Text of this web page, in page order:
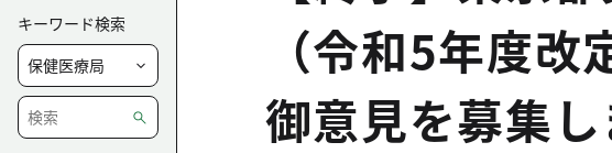
キーワード検索
（令和5年度
御意見を募集